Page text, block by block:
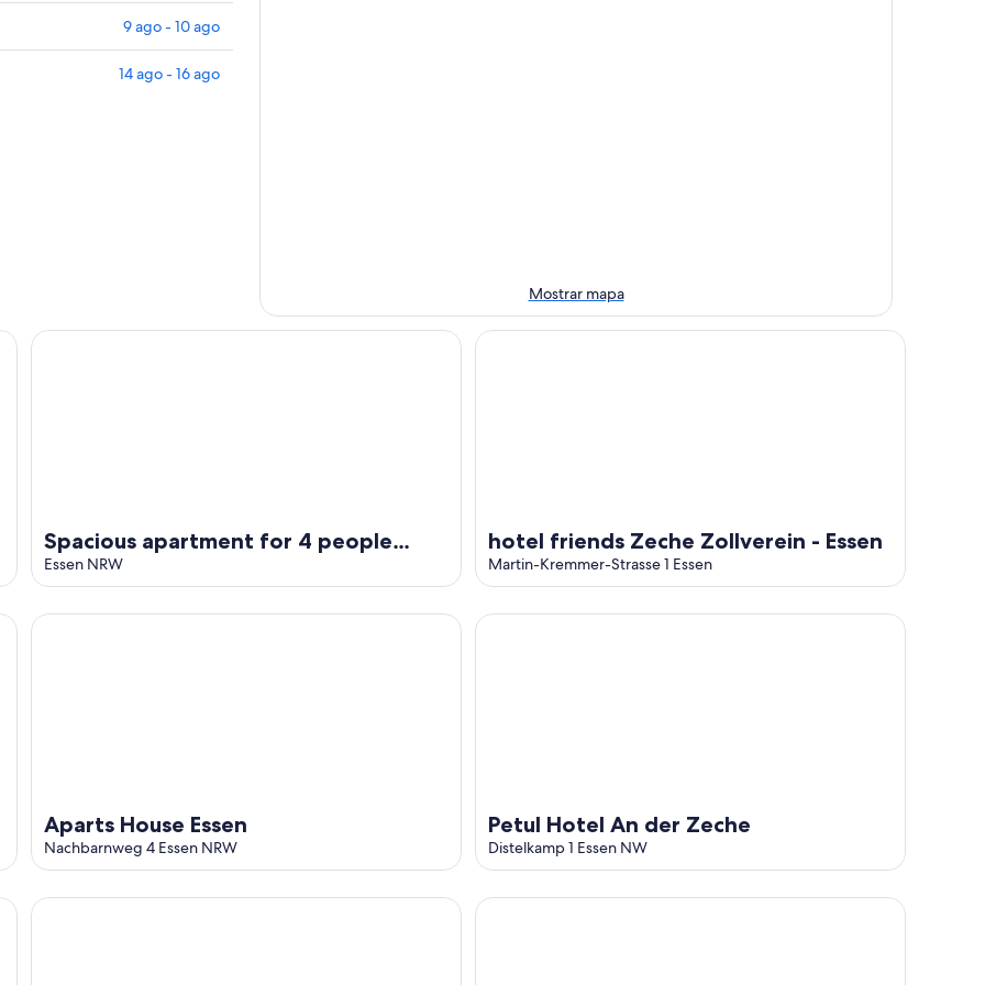
9 ago - 10 ago
14 ago - 16 ago
Mostrar mapa
colliery
Spacious apartment for 4 people
directly opposite the Zeche
Zollverein.
Essen NRW
Spacious apartment for 4 people directly opposite the Zeche Zollverein.
hotel friends Zeche Zollverein - Essen
Martin-Kremmer-Strasse 1 Essen
hotel friends Zeche Zollverein - Essen
Aparts House Essen
Nachbarnweg 4 Essen NRW
Aparts House Essen
Petul Hotel An der Zeche
Distelkamp 1 Essen NW
Petul Hotel An der Zeche
Petul Apart Hotel Residenz Quiet living near Zollverein, restaurant medallion in the house